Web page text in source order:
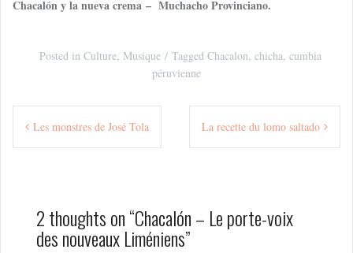
Chacalón y la nueva crema – Muchacho Provinciano.
Posted in Culture, Musique Tagged Chacalon, chicha, cumbia
péruvienne
Navigation
Les monstres de José Tola La recette du lomo saltado
2 thoughts on “Chacalón – Le porte-voix
des nouveaux Liméniens”